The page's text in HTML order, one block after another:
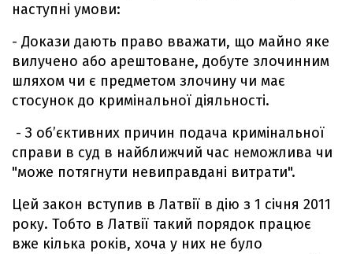
наступні умови:
- Докази дають право вважати, що майно яке
вилучено або арештоване, добуте злочинним
шляхом чи є предметом злочину чи має
стосунок до кримінальної діяльності.
- З об’єктивних причин подача кримінальної
справи в суд в найближчий час неможлива чи
"може потягнути невиправдані витрати".
Цей закон вступив в Латвії в дію з 1 січня 2011
року. Тобто в Латвії такий порядок працює
вже кілька років, хоча у них не було